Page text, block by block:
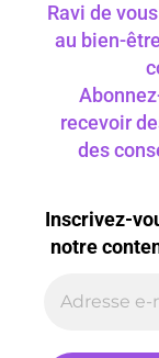
Ravi de
au bien-
recevoir
des
Inscrivez-
notre